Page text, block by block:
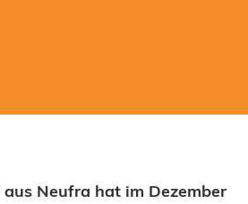
aus Neufra hat im Dezember